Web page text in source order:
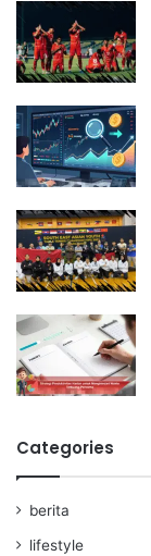
Categories
berita
lifestyle